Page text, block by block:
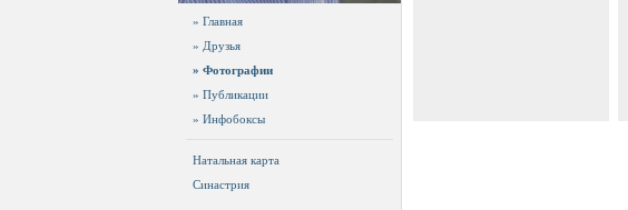
» Главная
» Друзья
» Фотографии
» Публикации
» Инфобоксы
Натальная карта
Синастрия